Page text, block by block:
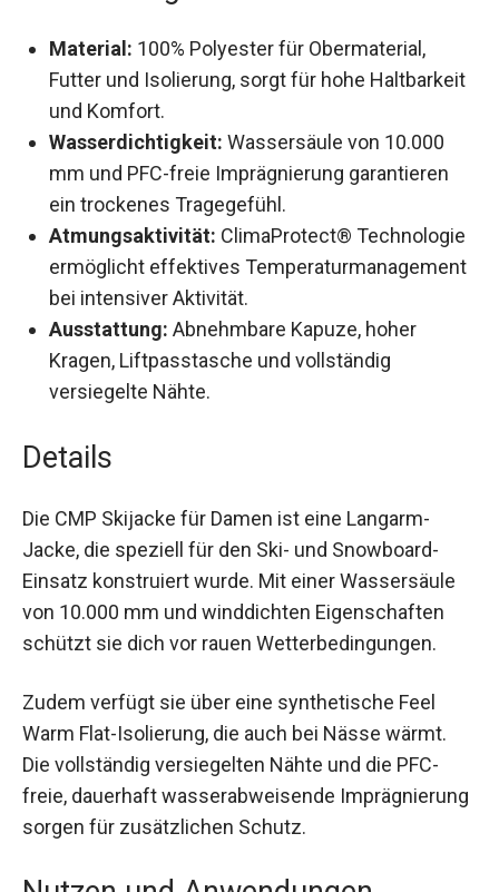
Material:100% Polyester für Obermaterial,
Futter und Isolierung, sorgt für hohe
Haltbarkeit und Komfort.
Wasserdichtigkeit:Wassersäule von 10.000
mm und PFC-freie Imprägnierung garantieren
ein trockenes Tragegefühl.
Atmungsaktivität:ClimaProtect®
Technologie ermöglicht effektives
Temperaturmanagement bei intensiver
Aktivität.
Ausstattung:Abnehmbare Kapuze, hoher
versiegelte Nähte.
Details
Die CMP Skijacke für Damen ist eine Langarm-
Jacke, die speziell für den Ski- und Snowboard-
Einsatz konstruiert wurde. Mit einer Wassersäule
schützt sie dich vor rauen Wetterbedingungen.
Zudem verfügt sie über eine synthetische Feel
Warm Flat-Isolierung, die auch bei Nässe wärmt.
Die vollständig versiegelten Nähte und die PFC-